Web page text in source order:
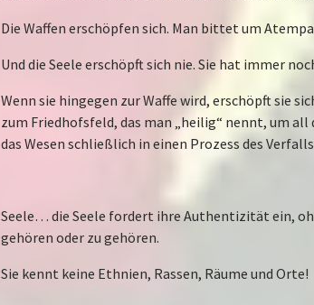
Die Waffen erschöpfen sich. Man bittet um
Und die Seele erschöpft sich nie. Sie hat immer
Wenn sie hingegen zur Waffe wird, erschöpft sie
zum Friedhofsfeld, das man „heilig“ nennt, um
das Wesen schließlich in einen Prozess des
Seele… die Seele fordert ihre Authentizität ein,
gehören oder zu gehören.
Sie kennt keine Ethnien, Rassen, Räume und Orte!